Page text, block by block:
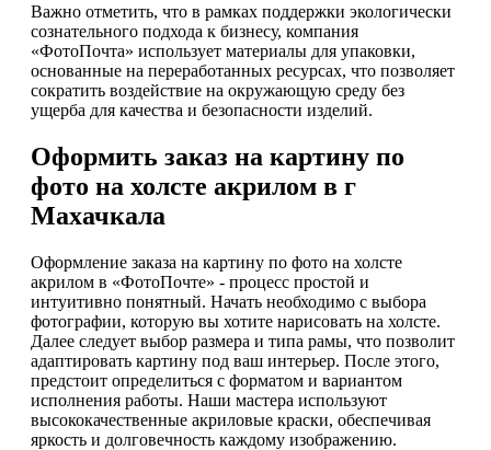
Важно отметить, что в рамках поддержки экологически
сознательного подхода к бизнесу, компания
«ФотоПочта» использует материалы для упаковки,
основанные на переработанных ресурсах, что позволяет
сократить воздействие на окружающую среду без
ущерба для качества и безопасности изделий.
Оформить заказ на картину по
фото на холсте акрилом в г
Махачкала
Оформление заказа на картину по фото на холсте
акрилом в «ФотоПочте» - процесс простой и
интуитивно понятный. Начать необходимо с выбора
фотографии, которую вы хотите нарисовать на холсте.
Далее следует выбор размера и типа рамы, что позволит
адаптировать картину под ваш интерьер. После этого,
предстоит определиться с форматом и вариантом
исполнения работы. Наши мастера используют
высококачественные акриловые краски, обеспечивая
яркость и долговечность каждому изображению.